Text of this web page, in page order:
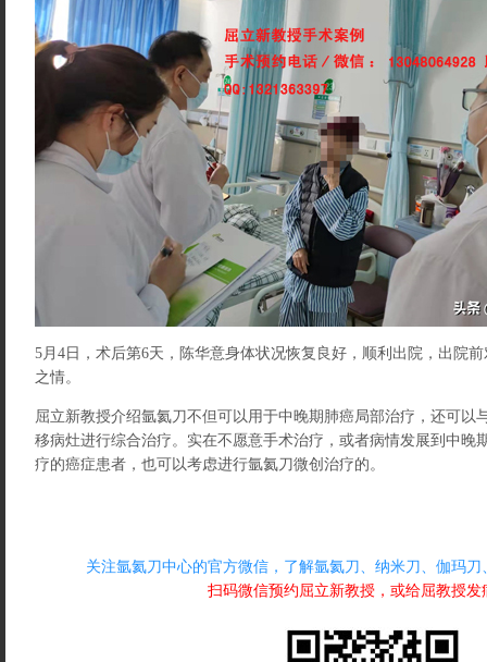
5月4日，术后第6天，陈华意身体状况恢复良好，顺利出院，出院
之情。
屈立新教授介绍氩氦刀不但可以用于中晚期肺癌局部治疗，还可以
移病灶进行综合治疗。实在不愿意手术治疗，或者病情发展到中晚
疗的癌症患者，也可以考虑进行氩氦刀微创治疗的。
关注氩氦刀中心的官方微信，了解氩氦刀、纳米刀、伽玛
扫码微信预约屈立新教授，或给屈教授发